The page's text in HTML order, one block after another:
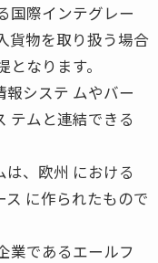
国際インテグレー
貨物を取り扱う場合
なります。
システ ムやバー
テムと連結できる
、欧州 における
に作られたもので
業であるエールフ